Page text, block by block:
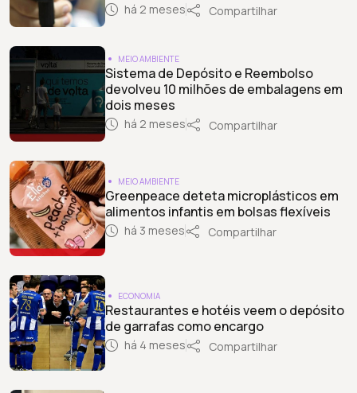
há 2 meses Compartilhar
MEIO AMBIENTE
Sistema de Depósito e Reembolso
devolveu 10 milhões de embalagens em
dois meses
há 2 meses Compartilhar
MEIO AMBIENTE
Greenpeace deteta microplásticos em
alimentos infantis em bolsas flexíveis
há 3 meses Compartilhar
ECONOMIA
Restaurantes e hotéis veem o depósito
de garrafas como encargo
há 4 meses Compartilhar